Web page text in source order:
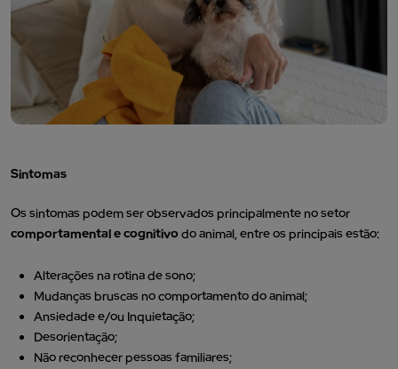
Sintomas
Os sintomas podem ser observados principalmente no setor
comportamental e cognitivo do animal, entre os principais estão:
Alterações na rotina de sono;
Mudanças bruscas no comportamento do animal;
Ansiedade e/ou Inquietação;
Desorientação;
Não reconhecer pessoas familiares;